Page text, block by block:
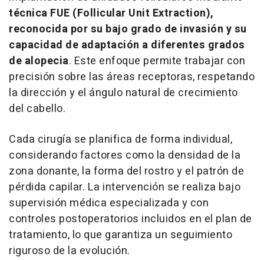
técnica FUE (Follicular Unit Extraction),
reconocida por su bajo grado de invasión y su
capacidad de adaptación a diferentes grados
de alopecia. Este enfoque permite trabajar con
precisión sobre las áreas receptoras, respetando
la dirección y el ángulo natural de crecimiento
del cabello.
Cada cirugía se planifica de forma individual,
considerando factores como la densidad de la
zona donante, la forma del rostro y el patrón de
pérdida capilar. La intervención se realiza bajo
supervisión médica especializada y con
controles postoperatorios incluidos en el plan de
tratamiento, lo que garantiza un seguimiento
riguroso de la evolución.